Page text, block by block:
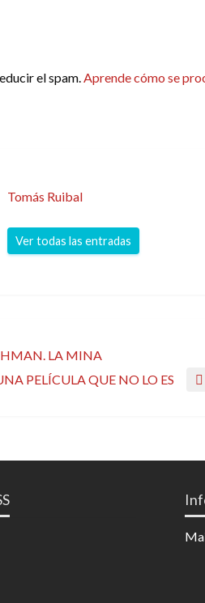
el spam.Aprende cómo se
Tomás Ruibal
Ver todas las entradas
LA MINA
PELÍCULA QUE NO LO ES